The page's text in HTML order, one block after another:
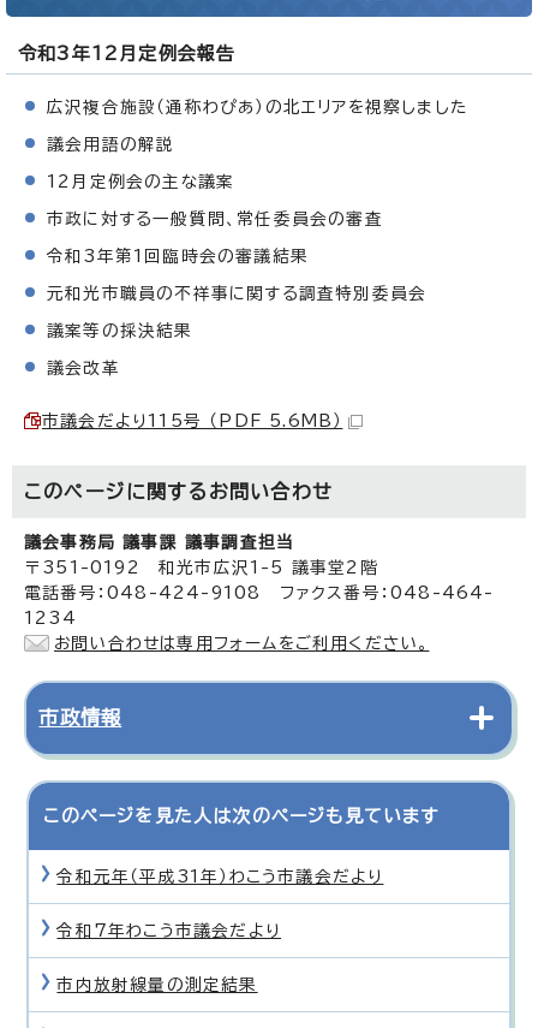
令和3年12月定例会報告
広沢複合施設（通称わぴあ）の北エリアを視察しました
議会用語の解説
12月定例会の主な議案
市政に対する一般質問、常任委員会の審査
令和3年第1回臨時会の審議結果
元和光市職員の不祥事に関する調査特別委員会
議案等の採決結果
議会改革
市議会だより115号 （PDF 5.6MB）
このページに関する お問い合わせ
議会事務局 議事課 議事調査担当
〒351-0192 和光市広沢1-5 議事堂2階
電話番号：048-424-9108 ファクス番号：048-464-
1234
お問い合わせは専用フォームをご利用ください。
市政情報
このページを見た人は次のページも見ています
令和元年（平成31年）わこう市議会だより
令和7年わこう市議会だより
市内放射線量の測定結果